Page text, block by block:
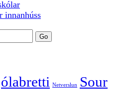
innanhúss
Netverslun
Sour